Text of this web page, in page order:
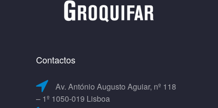
Contactos
Av. António Augusto Aguiar, nº 118
– 1º 1050-019 Lisboa